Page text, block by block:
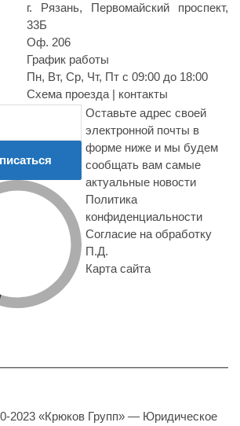
г. Рязань, Первомайский проспект,
33Б
Оф. 206
График работы
Пн, Вт, Ср, Чт, Пт с 09:00 до 18:00
Схема проезда | контакты
Оставьте адрес своей
электронной почты в
форме ниже и мы будем
сообщать вам самые
актуальные новости
Политика
конфиденциальности
Согласие на обработку
П.Д.
Карта сайта
2023 «Крюков Групп» — Юридическое